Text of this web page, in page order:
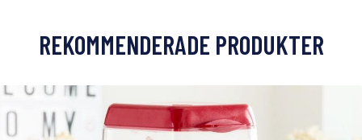
REKOMMENDERADE PRODUKTER